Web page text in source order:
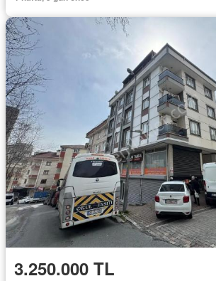
3.250.000 TL